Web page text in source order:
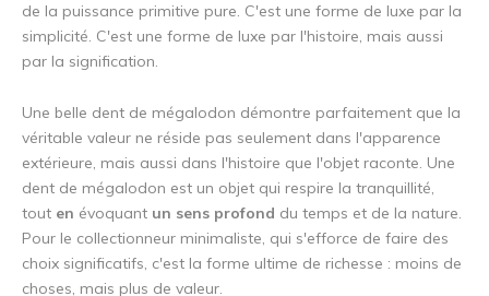
de la puissance primitive pure. C'est une forme de luxe par la
simplicité. C'est une forme de luxe par l'histoire, mais aussi
par la signification.
Une belle dent de mégalodon démontre parfaitement que la
véritable valeur ne réside pas seulement dans l'apparence
extérieure, mais aussi dans l'histoire que l'objet raconte. Une
dent de mégalodon est un objet qui respire la tranquillité,
tout en évoquant un sens profond du temps et de la nature.
Pour le collectionneur minimaliste, qui s'efforce de faire des
choix significatifs, c'est la forme ultime de richesse : moins de
choses, mais plus de valeur.